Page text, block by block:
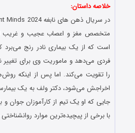
خلاصه داستان:
متخصص مغز و اعصاب عجیب و غریب اما
است که از یک بیماری نادر رنج می‌برد
فردی می‌دهد و ماموریت وی برای تغییر
را تقویت می‌کند. اما پس از اینکه
اخراجش می‌شود، دکتر ولف به یک
جایی که او یک تیم از کارآموزان جوان
با برخی از پیچیده‌ترین موارد